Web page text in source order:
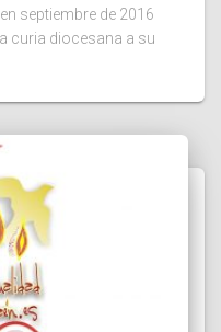
septiembre de 2016
curia diocesana a su